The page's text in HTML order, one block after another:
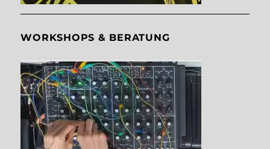
WORKSHOPS & BERATUNG